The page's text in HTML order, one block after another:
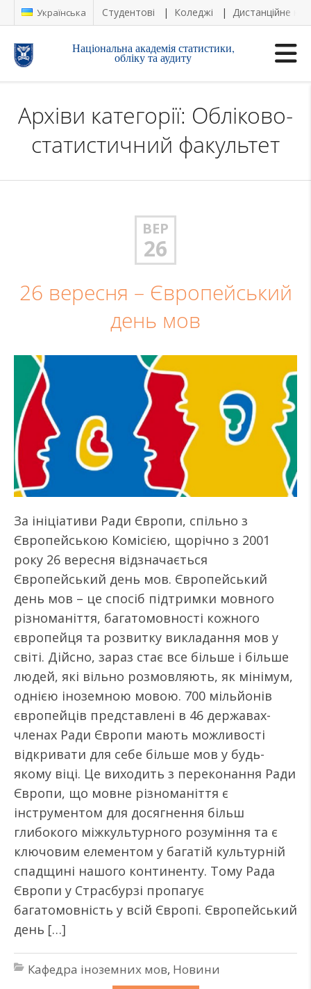
Українська Студентові Коледжі Дистанційне
Національна академія статистики,
обліку та аудиту
Архіви категорії: Обліково-
статистичний факультет
ВЕР
26
26 вересня – Європейський
день мов
За ініціативи Ради Європи, спільно з
Європейською Комісією, щорічно з 2001
року 26 вересня відзначається
Європейський день мов. Європейський
день мов – це спосіб підтримки мовного
різноманіття, багатомовності кожного
європейця та розвитку викладання мов у
світі. Дійсно, зараз стає все більше і більше
людей, які вільно розмовляють, як мінімум,
однією іноземною мовою. 700 мільйонів
європейців представлені в 46 державах-
членах Ради Європи мають можливості
відкривати для себе більше мов у будь-
якому віці. Це виходить з переконання Ради
Європи, що мовне різноманіття є
інструментом для досягнення більш
глибокого міжкультурного розуміння та є
ключовим елементом у багатій культурній
спадщині нашого континенту. Тому Рада
Європи у Страсбурзі пропагує
багатомовність у всій Європі. Європейський
день […]
Кафедра іноземних мов, Новини